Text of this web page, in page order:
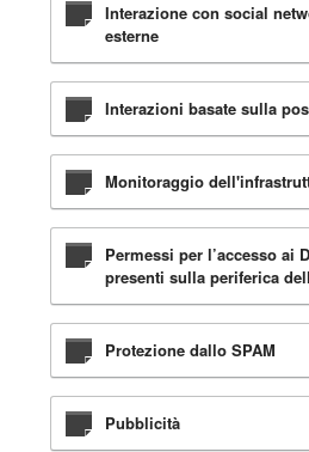
Interazione con social
esterne
Interazioni basate sulla
Monitoraggio
Permessi per l’accesso ai
presenti sulla periferica
Protezione dallo SPAM
Pubblicità